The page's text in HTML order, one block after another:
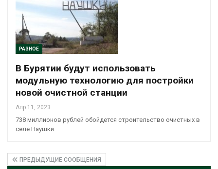
РАЗНОЕ
В Бурятии будут использовать
модульную технологию для постройки
новой очистной станции
Апр 11, 2023
738 миллионов рублей обойдется строительство очистных в
селе Наушки
ПРЕДЫДУЩИЕ СООБЩЕНИЯ